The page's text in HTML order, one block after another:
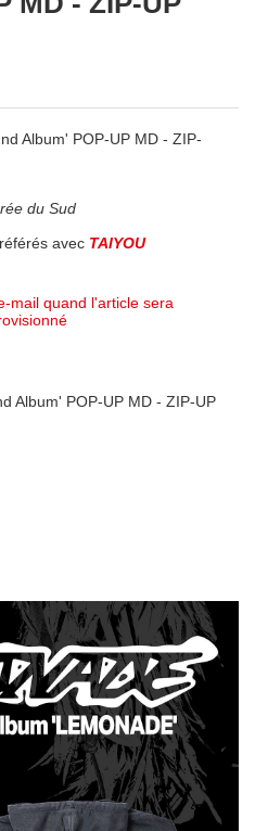
Album' POP-UP MD - ZIP-
du Sud
avec TAIYOU
mail quand l'article sera
Album' POP-UP MD - ZIP-UP